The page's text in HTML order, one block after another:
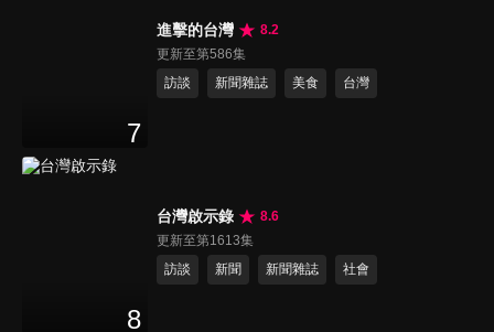
7
進擊的台灣
8.2
更新至第586集
訪談
新聞雜誌 美食 台灣
8
台灣啟示錄
8.6
更新至第1613集
訪談
新聞 新聞雜誌 社會